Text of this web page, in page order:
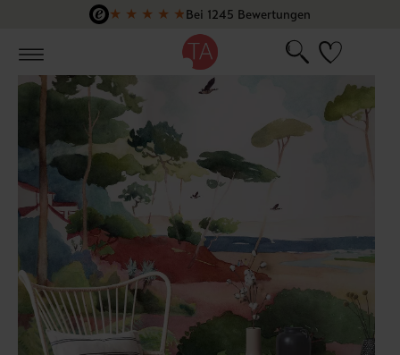
Zum Hauptinhalt springen
★ ★ ★ ★ ★Bei 1245 Bewertungen